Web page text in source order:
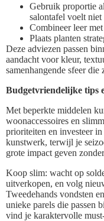
Gebruik proportie
salontafel voelt niet
Combineer leer
Plaats planten
Deze adviezen passen
aandacht voor kleur,
samenhangende sfeer
Budgetvriendelijke tips
Met beperkte middelen
woonaccessoires en
prioriteiten en investeer
kunstwerk, terwijl je
grote impact geven
Koop slim: wacht op
uitverkopen, en volg
Tweedehands vondsten
unieke parels die passen
vind je karaktervolle